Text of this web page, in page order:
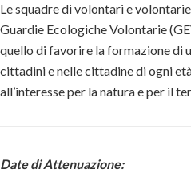
Le squadre di volontari e
Guardie Ecologiche Volontarie
quello di favorire la formazione di
cittadini e nelle cittadine di ogni
all’interesse per la natura e per il
Date di Attenuazione: